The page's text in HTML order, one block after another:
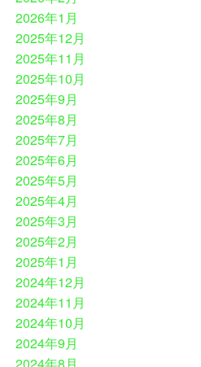
2026年1月
2025年12月
2025年11月
2025年10月
2025年9月
2025年8月
2025年7月
2025年6月
2025年5月
2025年4月
2025年3月
2025年2月
2025年1月
2024年12月
2024年11月
2024年10月
2024年9月
2024年8月